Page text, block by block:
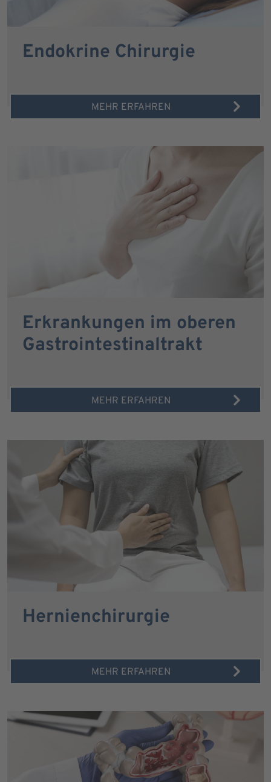
Endokrine Chirurgie
MEHR ERFAHREN
Erkrankungen im oberen
Gastrointestinaltrakt
MEHR ERFAHREN
Hernienchirurgie
MEHR ERFAHREN